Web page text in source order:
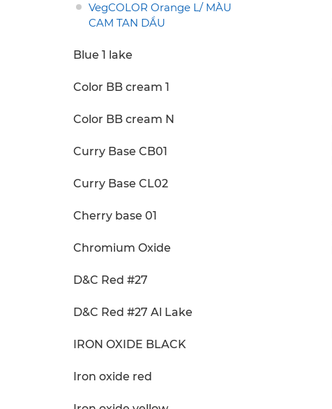
VegCOLOR Orange L/ MÀU
CAM TAN DẦU
Blue 1 lake
Color BB cream 1
Color BB cream N
Curry Base CB01
Curry Base CL02
Cherry base 01
Chromium Oxide
D&C Red #27
D&C Red #27 Al Lake
IRON OXIDE BLACK
Iron oxide red